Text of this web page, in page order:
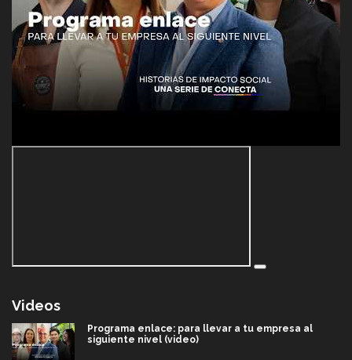
Videos
Programa enlace: para llevar a tu empresa al
siguiente nivel (video)